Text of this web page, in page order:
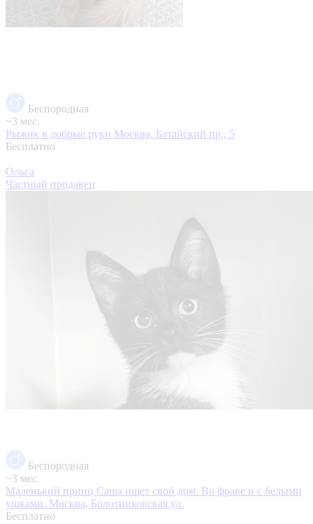
Беспородная
~3 мес.
Рыжик в добрые руки Москва, Батайский пр., 5
Бесплатно
Ольга
Частный продавец
Беспородная
~3 мес.
Маленький принц Саша ищет свой дом. Во фраке и с белыми
ушками. Москва, Болотниковская ул.
Бесплатно